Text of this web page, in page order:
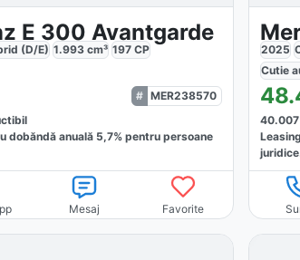
E 300 Avantgarde
(D/E) 1.993 cm³ 197 CP
MER238570
dobăndă anuală 5,7% pentru persoane
Mesaj Favorite
2025
Cutie
40.007